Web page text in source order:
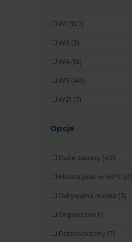
Paredes
W1 (107)
W2 (2)
W4 (18)
W5 (40)
W21 (7)
Opcje
Duże zapasy (42)
Można prać w 60°C (3)
Odrywalna metka (3)
Organiczne (1)
Przetworzony (7)